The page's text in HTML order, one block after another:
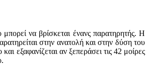
να βρίσκεται ένανς παρατηρητής. Η
στην ανατολή και στην δύση του
εξαφανίζεται αν ξεπεράσει τις 42 μοίρες